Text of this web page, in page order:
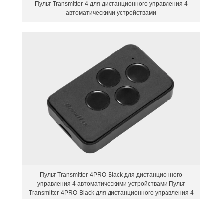
Пульт Transmitter-4 для дистанционного управления 4
автоматическими устройствами
Пульт Transmitter-4PRO-Black для дистанционного
управления 4 автоматическими устройствами Пульт
Transmitter-4PRO-Black для дистанционного управления 4